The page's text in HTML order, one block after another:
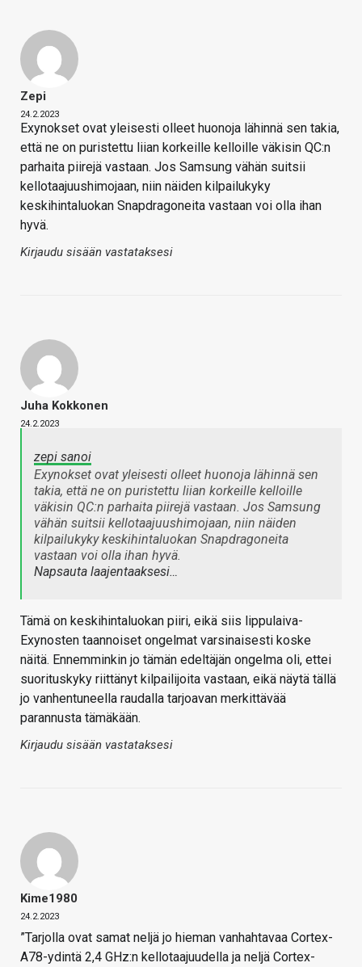
Zepi
24.2.2023
Exynokset ovat yleisesti olleet huonoja lähinnä sen takia,
että ne on puristettu liian korkeille kelloille väkisin QC:n
parhaita piirejä vastaan. Jos Samsung vähän suitsii
kellotaajuushimojaan, niin näiden kilpailukyky
keskihintaluokan Snapdragoneita vastaan voi olla ihan
hyvä.
Kirjaudu sisään vastataksesi
Juha Kokkonen
24.2.2023
zepi sanoi
Exynokset ovat yleisesti olleet huonoja lähinnä sen
takia, että ne on puristettu liian korkeille kelloille
väkisin QC:n parhaita piirejä vastaan. Jos Samsung
vähän suitsii kellotaajuushimojaan, niin näiden
kilpailukyky keskihintaluokan Snapdragoneita
vastaan voi olla ihan hyvä.
Napsauta laajentaaksesi…
Tämä on keskihintaluokan piiri, eikä siis lippulaiva-
Exynosten taannoiset ongelmat varsinaisesti koske
näitä. Ennemminkin jo tämän edeltäjän ongelma oli, ettei
suorituskyky riittänyt kilpailijoita vastaan, eikä näytä tällä
jo vanhentuneella raudalla tarjoavan merkittävää
parannusta tämäkään.
Kirjaudu sisään vastataksesi
Kime1980
24.2.2023
”Tarjolla ovat samat neljä jo hieman vanhahtavaa Cortex-
A78-ydintä 2,4 GHz:n kellotaajuudella ja neljä Cortex-